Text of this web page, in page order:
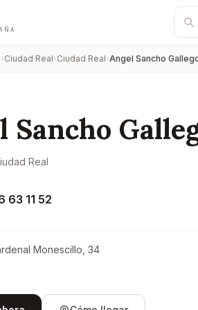
›Ciudad Real›Ciudad Real›Angel Sancho
Sancho
Real
63 11 52
Monescillo, 34